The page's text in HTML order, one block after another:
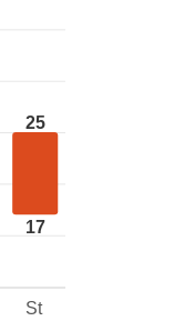
25
17
St